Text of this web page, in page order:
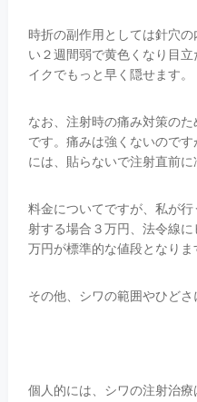
時折の副作用としては針穴
い２週間弱で黄色くなり目
イクでもっと早く隠せます。
なお、注射時の痛み対策の
です。痛みは強くないので
には、貼らないで注射直前に
料金についてですが、私が
射する場合３万円、法令線
万円が標準的な値段となりま
その他、シワの範囲やひどさ
個人的には、シワの注射治